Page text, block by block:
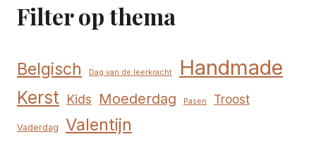
Filter op thema
Belgisch Dag van de leerkracht Handmade
Kerst Kids Moederdag Pasen Troost
Vaderdag Valentijn